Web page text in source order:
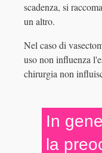
scadenza, si
un altro.
Nel caso di
uso non influenza
chirurgia non
In
la